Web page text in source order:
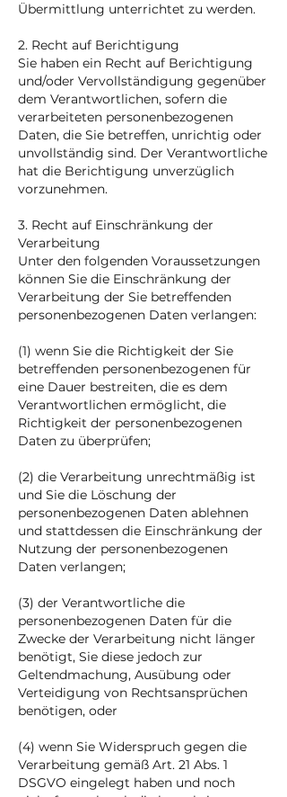
Übermittlung unterrichtet zu werden.
2. Recht auf Berichtigung
Sie haben ein Recht auf Berichtigung
und/oder Vervollständigung gegenüber
dem Verantwortlichen, sofern die
verarbeiteten personenbezogenen
Daten, die Sie betreffen, unrichtig oder
unvollständig sind. Der Verantwortliche
hat die Berichtigung unverzüglich
vorzunehmen.
3. Recht auf Einschränkung der
Verarbeitung
Unter den folgenden Voraussetzungen
können Sie die Einschränkung der
Verarbeitung der Sie betreffenden
personenbezogenen Daten verlangen:
(1) wenn Sie die Richtigkeit der Sie
betreffenden personenbezogenen für
eine Dauer bestreiten, die es dem
Verantwortlichen ermöglicht, die
Richtigkeit der personenbezogenen
Daten zu überprüfen;
(2) die Verarbeitung unrechtmäßig ist
und Sie die Löschung der
personenbezogenen Daten ablehnen
und stattdessen die Einschränkung der
Nutzung der personenbezogenen
Daten verlangen;
(3) der Verantwortliche die
personenbezogenen Daten für die
Zwecke der Verarbeitung nicht länger
benötigt, Sie diese jedoch zur
Geltendmachung, Ausübung oder
Verteidigung von Rechtsansprüchen
benötigen, oder
(4) wenn Sie Widerspruch gegen die
Verarbeitung gemäß Art. 21 Abs. 1
DSGVO eingelegt haben und noch